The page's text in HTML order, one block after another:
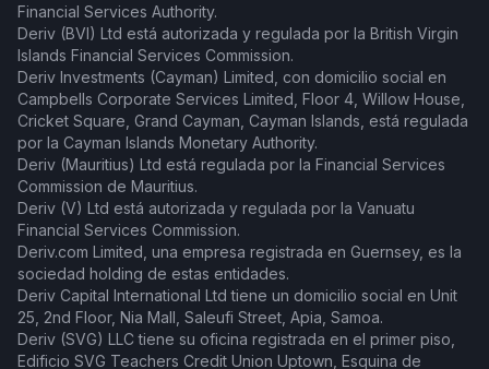
Financial Services Authority.
Deriv (BVI) Ltd está autorizada y regulada por la British Virgin
Islands Financial Services Commission.
Deriv Investments (Cayman) Limited, con domicilio social en
Campbells Corporate Services Limited, Floor 4, Willow House,
Cricket Square, Grand Cayman, Cayman Islands, está regulada
por la Cayman Islands Monetary Authority.
Deriv (Mauritius) Ltd está regulada por la Financial Services
Commission de Mauritius.
Deriv (V) Ltd está autorizada y regulada por la Vanuatu
Financial Services Commission.
Deriv.com Limited, una empresa registrada en Guernsey, es la
sociedad holding de estas entidades.
Deriv Capital International Ltd tiene un domicilio social en Unit
25, 2nd Floor, Nia Mall, Saleufi Street, Apia, Samoa.
Deriv (SVG) LLC tiene su oficina registrada en el primer piso,
Edificio SVG Teachers Credit Union Uptown, Esquina de